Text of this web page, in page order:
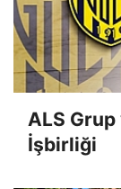
ALS
İşbirliği